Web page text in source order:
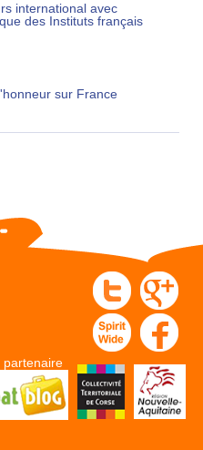
international avec
des Instituts français
sur France
partenaire